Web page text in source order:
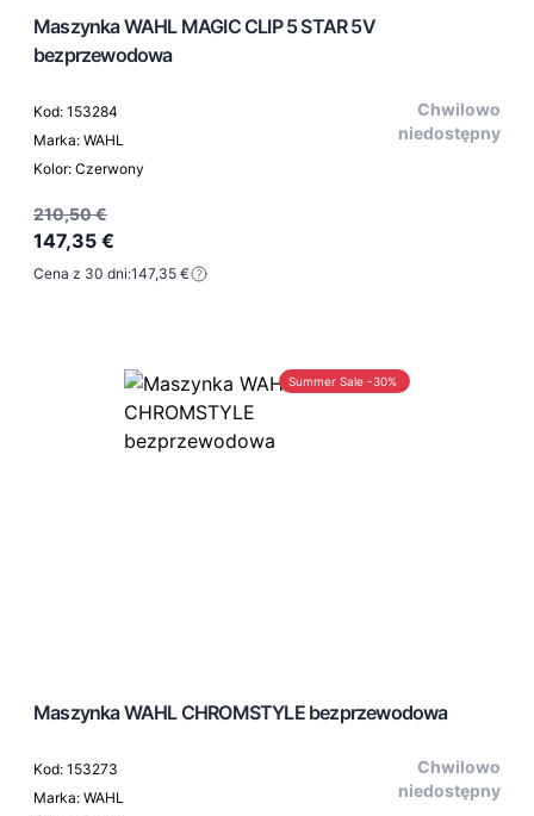
Maszynka WAHL MAGIC CLIP 5 STAR 5V
bezprzewodowa
Kod: 153284
Marka: WAHL
Kolor: Czerwony
Chwilowo
niedostępny
210,50 €
147,35 €
Cena z 30 dni:147,35 €
Summer Sale -30%
Maszynka WAHL CHROMSTYLE bezprzewodowa
Kod: 153273
Marka: WAHL
Chwilowo
niedostępny